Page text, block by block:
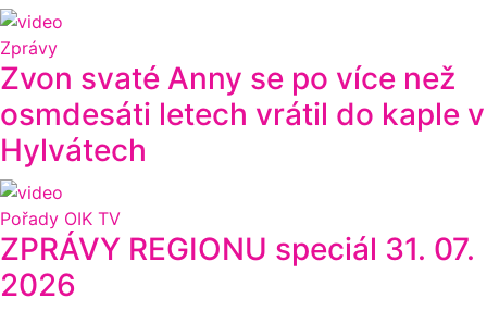
Zprávy
Zvon svaté Anny se po více než
osmdesáti letech vrátil do kaple v
Hylvátech
Pořady OIK TV
ZPRÁVY REGIONU speciál 31. 07.
2026